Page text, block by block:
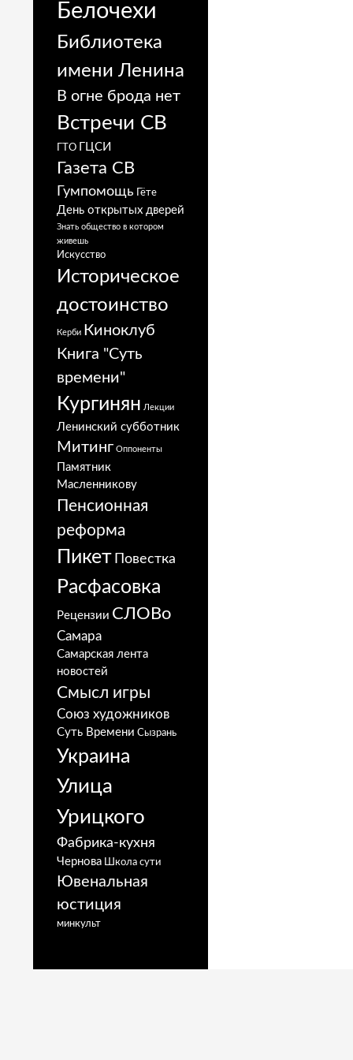
Белочехи
Библиотека
имени Ленина
В огне брода нет
Встречи СВ
ГТО ГЦСИ
Газета СВ
Гумпомощь Гёте
День открытых дверей
Знать общество в котором
живешь
Искусство
Историческое
достоинство
Керби Киноклуб
Книга "Суть
времени"
Кургинян Лекции
Ленинский субботник
Митинг Оппоненты
Памятник
Масленникову
Пенсионная
реформа
Пикет Повестка
Расфасовка
Рецензии СЛОВо
Самара
Самарская лента
новостей
Смысл игры
Союз художников
Суть Времени Сызрань
Украина
Улица
Урицкого
Фабрика-кухня
Чернова Школа сути
Ювенальная
юстиция
минкульт